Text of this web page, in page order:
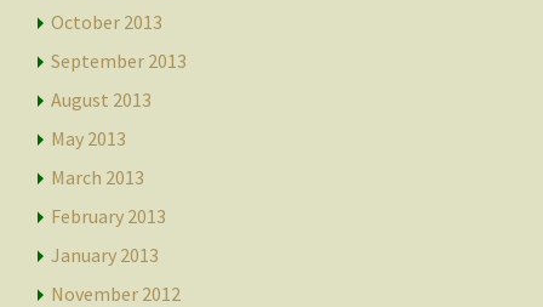
October 2013
September 2013
August 2013
May 2013
March 2013
February 2013
January 2013
November 2012